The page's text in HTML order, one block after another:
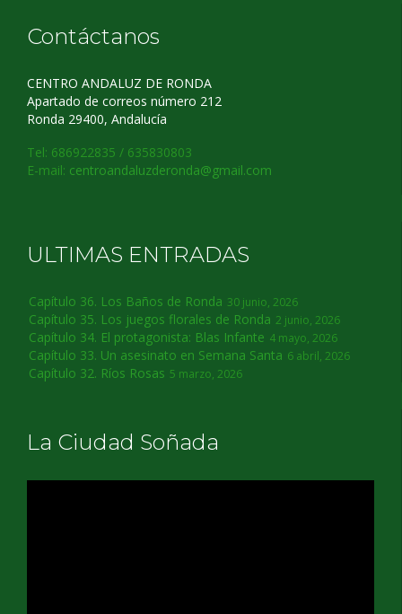
Contáctanos
CENTRO ANDALUZ DE RONDA
Apartado de correos número 212
Ronda 29400, Andalucía
Tel: 686922835 / 635830803
E-mail: centroandaluzderonda@gmail.com
ULTIMAS ENTRADAS
Capítulo 36. Los Baños de Ronda 30 junio, 2026
Capítulo 35. Los juegos florales de Ronda 2 junio, 2026
Capítulo 34. El protagonista: Blas Infante 4 mayo, 2026
Capítulo 33. Un asesinato en Semana Santa 6 abril, 2026
Capítulo 32. Ríos Rosas 5 marzo, 2026
La Ciudad Soñada